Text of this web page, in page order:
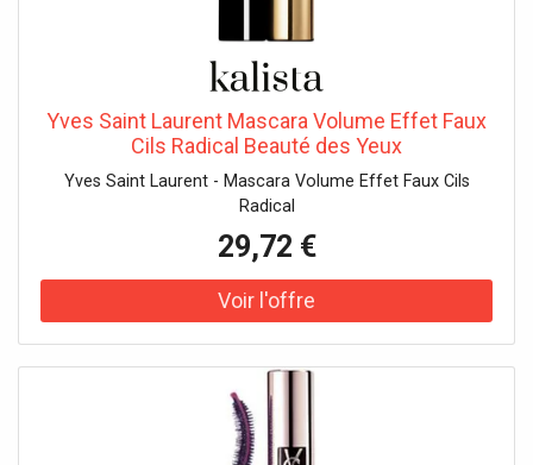
Yves Saint Laurent Mascara Volume Effet Faux
Cils Radical Beauté des Yeux
Yves Saint Laurent - Mascara Volume Effet Faux Cils
Radical
29,72 €